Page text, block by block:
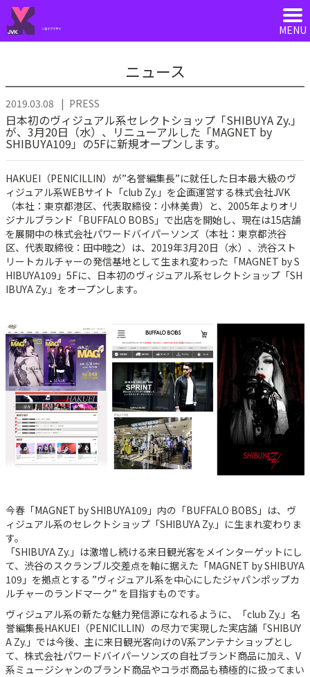
ジェイブイケイ
ニュース
2019.03.08 PRESS
日本初のヴィジュアル系セレクトショップ「SHIBUYA Zy.」
が、3月20日（水）、リニューアルした「MAGNET by
SHIBUYA109」の5Fに新規オープンします。
HAKUEI（PENICILLIN）が”名誉編集長”に就任した日本最大級のヴ
ィジュアル系WEBサイト「club Zy.」を企画運営する株式会社JVK
（本社：東京都港区、代表取締役：小林美貴）と、2005年よりオリ
ジナルブランド「BUFFALO BOBS」で出店を開始し、現在は15店舗
を展開中の株式会社パワードバイパーソンズ（本社：東京都渋谷
区、代表取締役：田中睦之）は、2019年3月20日（水）、渋谷スト
リートカルチャーの発信基地として生まれ変わった「MAGNET by S
HIBUYA109」5Fに、日本初のヴィジュアル系セレクトショップ「SH
IBUYA Zy.」をオープンします。
今春「MAGNET by SHIBUYA109」内の「BUFFALO BOBS」は、ヴ
ィジュアル系のセレクトショップ「SHIBUYA Zy.」に生まれ変わりま
す。
「SHIBUYA Zy.」は激増し続ける来日観光客をメインターゲットにし
て、渋谷のスクランブル交差点を軸に据えた「MAGNET by SHIBUYA
109」を拠点とする ”ヴィジュアル系を中心にしたジャパンポップカ
ルチャーのランドマーク” を目指すものです。
ヴィジュアル系の新たな魅力発信源になれるように、「club Zy.」名
誉編集長HAKUEI（PENICILLIN）の尽力で実現した実店舗「SHIBUY
A Zy.」では今後、主に来日観光客向けのV系アンテナショップとし
て、株式会社パワードバイパーソンズの自社ブランド商品に加え、V
系ミュージシャンのブランド商品やコラボ商品も積極的に扱ってまい